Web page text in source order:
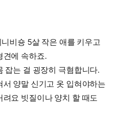
비숑 5살 작은 애를 키우고
견에 속하죠.
잡는 걸 굉장히 극혐합니다.
양말 신기고 옷 입혀야하는
요 빗질이나 양치 할 때도